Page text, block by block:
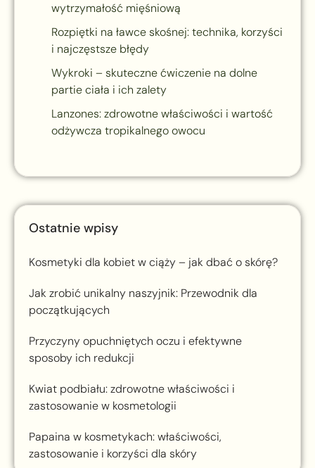
wytrzymałość mięśniową
Rozpiętki na ławce skośnej: technika, korzyści
i najczęstsze błędy
Wykroki – skuteczne ćwiczenie na dolne
partie ciała i ich zalety
Lanzones: zdrowotne właściwości i wartość
odżywcza tropikalnego owocu
Ostatnie wpisy
Kosmetyki dla kobiet w ciąży – jak dbać o skórę?
Jak zrobić unikalny naszyjnik: Przewodnik dla
początkujących
Przyczyny opuchniętych oczu i efektywne
sposoby ich redukcji
Kwiat podbiału: zdrowotne właściwości i
zastosowanie w kosmetologii
Papaina w kosmetykach: właściwości,
zastosowanie i korzyści dla skóry